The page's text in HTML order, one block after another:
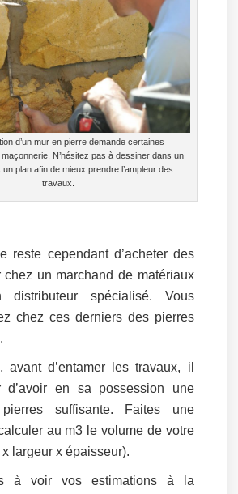
d’un mur en pierre demande certaines
N’hésitez pas à dessiner dans un
plan afin de mieux prendre l’ampleur des
travaux.
reste cependant d’acheter des
chez un marchand de matériaux
spécialisé. Vous
chez ces derniers des pierres
avant d’entamer les travaux, il
d’avoir en sa possession une
suffisante. Faites une
au m3 le volume de votre
largeur x épaisseur).
à voir vos estimations à la